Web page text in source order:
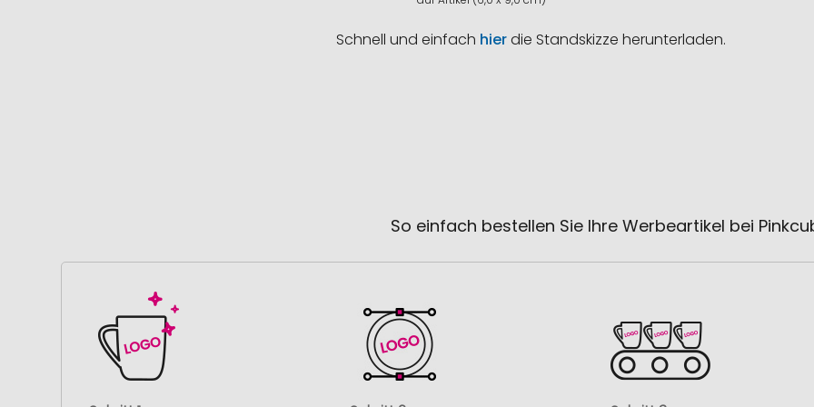
Schnell und einfach hierdie Standskizze herunterladen.
So einfach bestellen Sie Ihre Werbeartikel bei